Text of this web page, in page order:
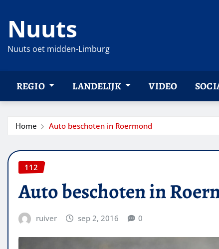
naar
inhoud
Nuuts
Nuuts oet midden-Limburg
REGIO LANDELIJK VIDEO
Home Auto beschoten in Roermond
112
Auto beschoten in
ruiver sep 2, 2016 0